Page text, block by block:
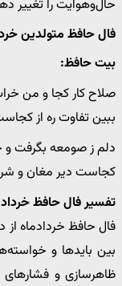
حال‌وهوایت را تغییر
فال حافظ متولدین
بیت حافظ:
صلاح کار کجا و من
ببین تفاوت ره از
دلم ز صومعه بگرفت
کجاست دیر مغان و
تفسیر فال حافظ
فال حافظ خردادماه
بین بایدها و
ظاهرسازی و